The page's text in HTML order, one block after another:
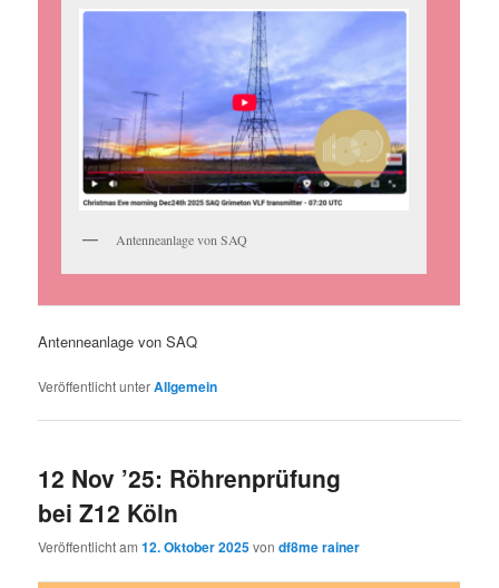
Antenneanlage von SAQ
Antenneanlage von SAQ
Veröffentlicht unterAllgemein
12 Nov ’25: Röhrenprüfung
bei Z12 Köln
Veröffentlicht am12. Oktober 2025vondf8me rainer